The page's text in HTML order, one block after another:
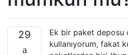
29
Ek bir paket deposu
kullanıyorum, fakat